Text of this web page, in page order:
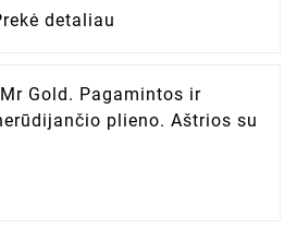
detaliau
Gold. Pagamintos ir
plieno. Aštrios su